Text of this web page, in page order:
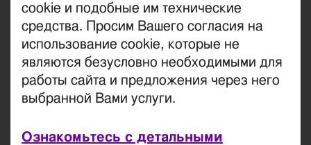
cookie и подобные им технические
средства. Просим Вашего согласия на
использование cookie, которые не
являются безусловно необходимыми для
работы сайта и предложения через него
выбранной Вами услуги.
Ознакомьтесь с детальными